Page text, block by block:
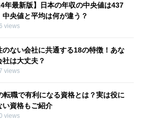
年最新版】日本の年収の中央値は437
中央値と平均は何が違う？
views
のない会社に共通する18の特徴！あな
社は大丈夫？
views
転職で有利になる資格とは？実は役に
い資格もご紹介
views